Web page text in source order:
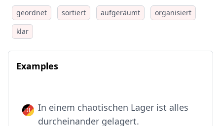
geordnet sortiert aufgeräumt
organisiert
klar
Examples
In einem chaotischen Lager ist alles
durcheinander gelagert.